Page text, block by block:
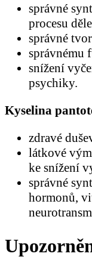
správné
procesu
správné
správnému
snížení
psychiky.
Kyselina
zdravé
látkové
ke snížení
správné
hormonů,